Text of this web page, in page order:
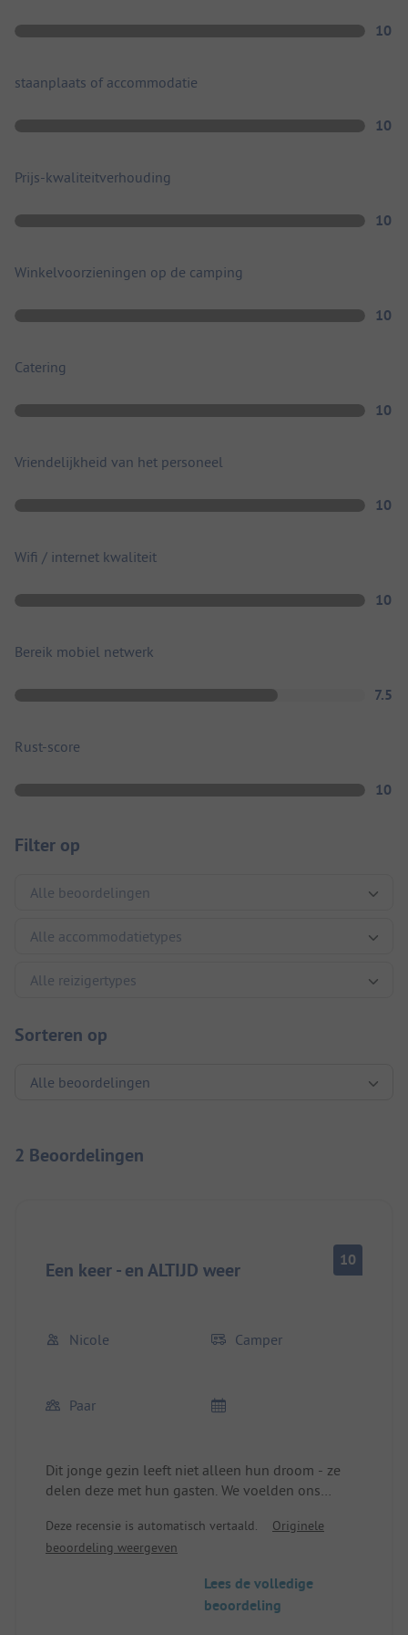
10
staanplaats of accommodatie
10
Prijs-kwaliteitverhouding
10
Winkelvoorzieningen op de camping
10
Catering
10
Vriendelijkheid van het personeel
10
Wifi / internet kwaliteit
10
Bereik mobiel netwerk
7.5
Rust-score
10
Filter op
Sorteren op
2 Beoordelingen
Een keer - en ALTIJD weer 10
Nicole Camper
Paar
Dit jonge gezin leeft niet alleen hun droom - ze
delen deze met hun gasten. We voelden ons
hier geleefd en er ontbreekt niets. Vooral hebben
we genoten van de eetmogelijkheden (in Zweden
voor de geweldige ontbijten en dinercreaties!
De camping biedt alles wat je maar kunt wensen
Deze recensie is automatisch vertaald.
Originele
beoordeling weergeven
Lees de volledige
beoordeling